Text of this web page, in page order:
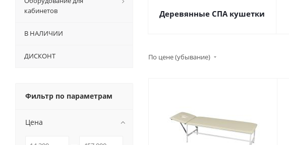
Деревянные СПА кушетки
По цене (убывание)
кабинетов
В НАЛИЧИИ
ДИСКОНТ
Фильтр по параметрам
Цена